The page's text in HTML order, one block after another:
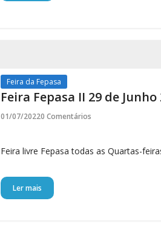
Feira da Fepasa
Feira Fepasa II 29 de Junho
01/07/20220 Comentários
Feira livre Fepasa todas as Quartas-
Ler mais